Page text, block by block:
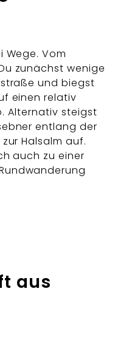
Wege. Vom
zunächst wenige
und biegst
einen relativ
Alternativ steigst
entlang der
zur Halsalm auf.
auch zu einer
aus